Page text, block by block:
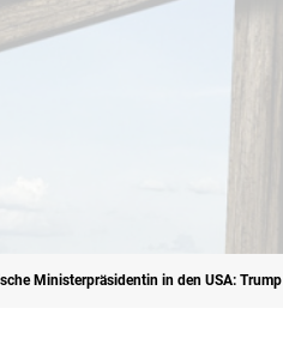
Ministerpräsidentin in den USA: